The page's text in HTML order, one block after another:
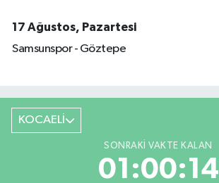
17 Ağustos, Pazartesi
Samsunspor - Göztepe
KOCAELİ
SONRAKI VAKTE KALAN
01:00:13